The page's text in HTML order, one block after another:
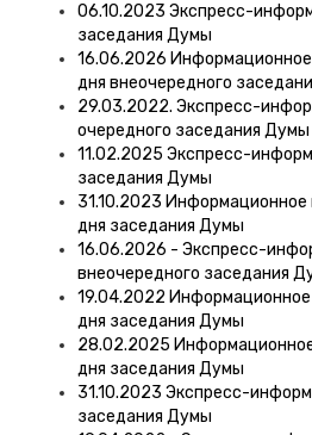
06.10.2023 Экспресс-
заседания Думы
16.06.2026 Информационное
дня внеочередного
29.03.2022. Экспресс-
очередного заседания Думы
11.02.2025 Экспресс-
заседания Думы
31.10.2023 Информационное
дня заседания Думы
16.06.2026 - Экспресс-
внеочередного заседания
19.04.2022 Информационное
дня заседания Думы
28.02.2025
дня заседания Думы
31.10.2023 Экспресс-
заседания Думы